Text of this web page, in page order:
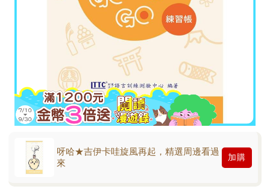
呀哈★吉伊卡哇旋風再起，精選周邊看過
來
加購